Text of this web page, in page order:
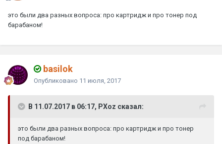
это были два разных вопроса: про картридж и про тонер под
барабаном!
basilok
Опубликовано 11 июля, 2017
В 11.07.2017 в 06:17, PXoz сказал:
это были два разных вопроса: про картридж и про тонер
под барабаном!